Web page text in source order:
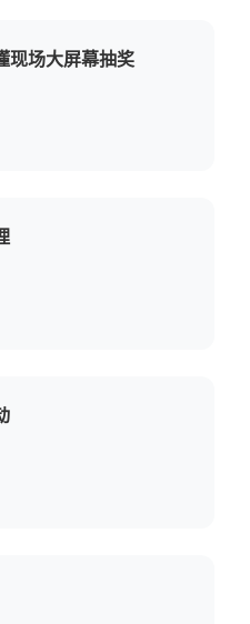
现场大屏幕抽奖